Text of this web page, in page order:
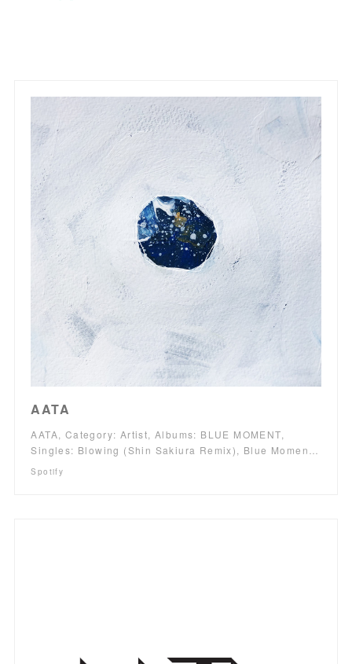
AATA
AATA, Category: Artist, Albums: BLUE MOMENT,
Singles: Blowing (Shin Sakiura Remix), Blue Momen…
Spotify